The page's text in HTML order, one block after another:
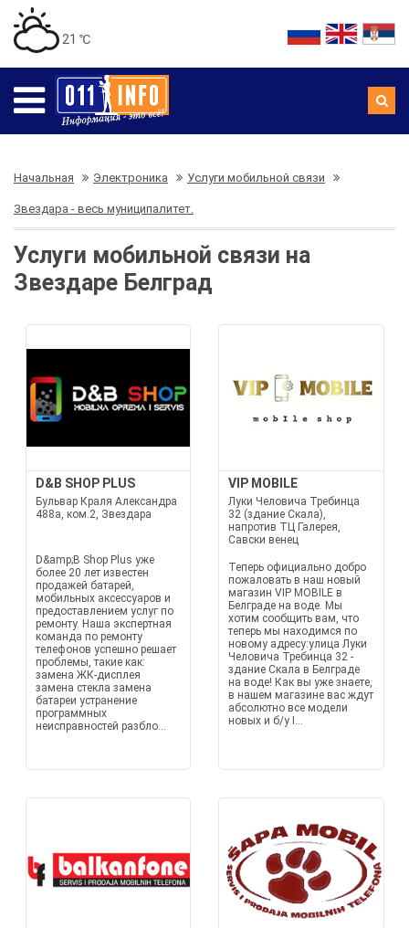
21 ℃
Начальная Электроника Услуги мобильной связи
Звездара - весь муниципалитет.
Услуги мобильной связи на
Звездаре Белград
D&B SHOP PLUS
Бульвар Краля Александра
488а, ком.2, Звездара
D&amp;B Shop Plus уже
более 20 лет известен
продажей батарей,
мобильных аксессуаров и
предоставлением услуг по
ремонту. Наша экспертная
команда по ремонту
телефонов успешно решает
проблемы, такие как:
замена ЖК-дисплея
замена стекла замена
батареи устранение
программных
неисправностей разбло...
VIP MOBILE
Луки Человича Требинца
32 (здание Скала),
напротив ТЦ Галерея,
Савски венец
Теперь официально добро
пожаловать в наш новый
магазин VIP MOBILE в
Белграде на воде. Мы
хотим сообщить вам, что
теперь мы находимся по
новому адресу:улица Луки
Человича Требинца 32 -
здание Скала в Белграде
на воде! Как вы уже знаете,
в нашем магазине вас ждут
абсолютно все модели
новых и б/у I...